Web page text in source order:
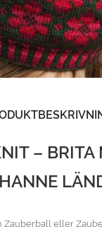
– BRITA
Zauberball eller